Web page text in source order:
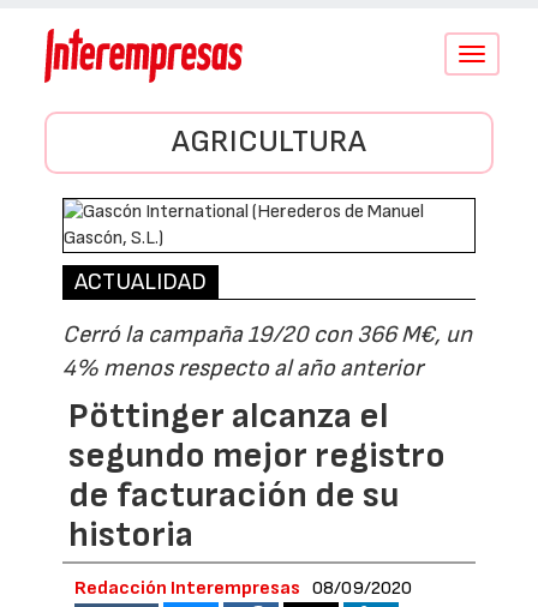
Conmutar
AGRICULTURA
ACTUALIDAD
Cerró la campaña 19/20 con 366 M€, un
4% menos respecto al año anterior
Pöttinger alcanza el
segundo mejor registro
de facturación de su
historia
Redacción Interempresas 08/09/2020